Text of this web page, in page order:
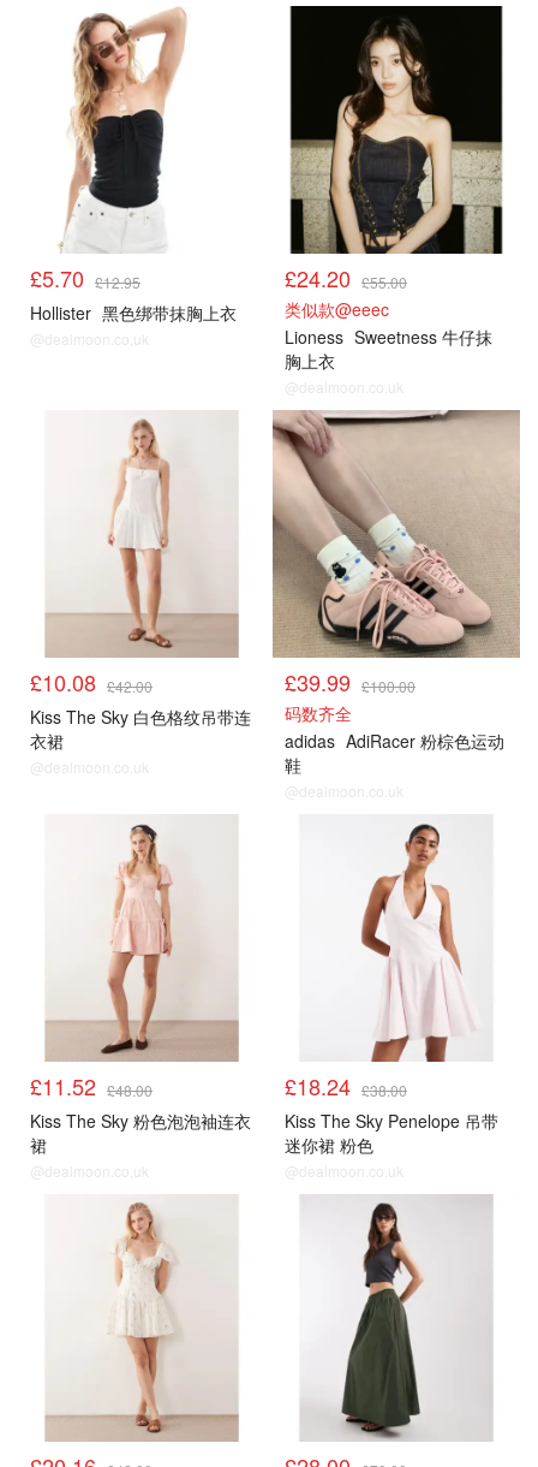
£5.70 £12.95
Hollister 黑色绑带抹胸上衣
@dealmoon.co.uk
£24.20 £55.00
类似款@eeec
Lioness Sweetness 牛仔抹
胸上衣
@dealmoon.co.uk
£10.08 £42.00
Kiss The Sky 白色格纹吊带连
衣裙
@dealmoon.co.uk
£39.99 £100.00
码数齐全
adidas AdiRacer 粉棕色运动
鞋
@dealmoon.co.uk
£11.52 £48.00
Kiss The Sky 粉色泡泡袖连衣
裙
@dealmoon.co.uk
£18.24 £38.00
Kiss The Sky Penelope 吊带
迷你裙 粉色
@dealmoon.co.uk